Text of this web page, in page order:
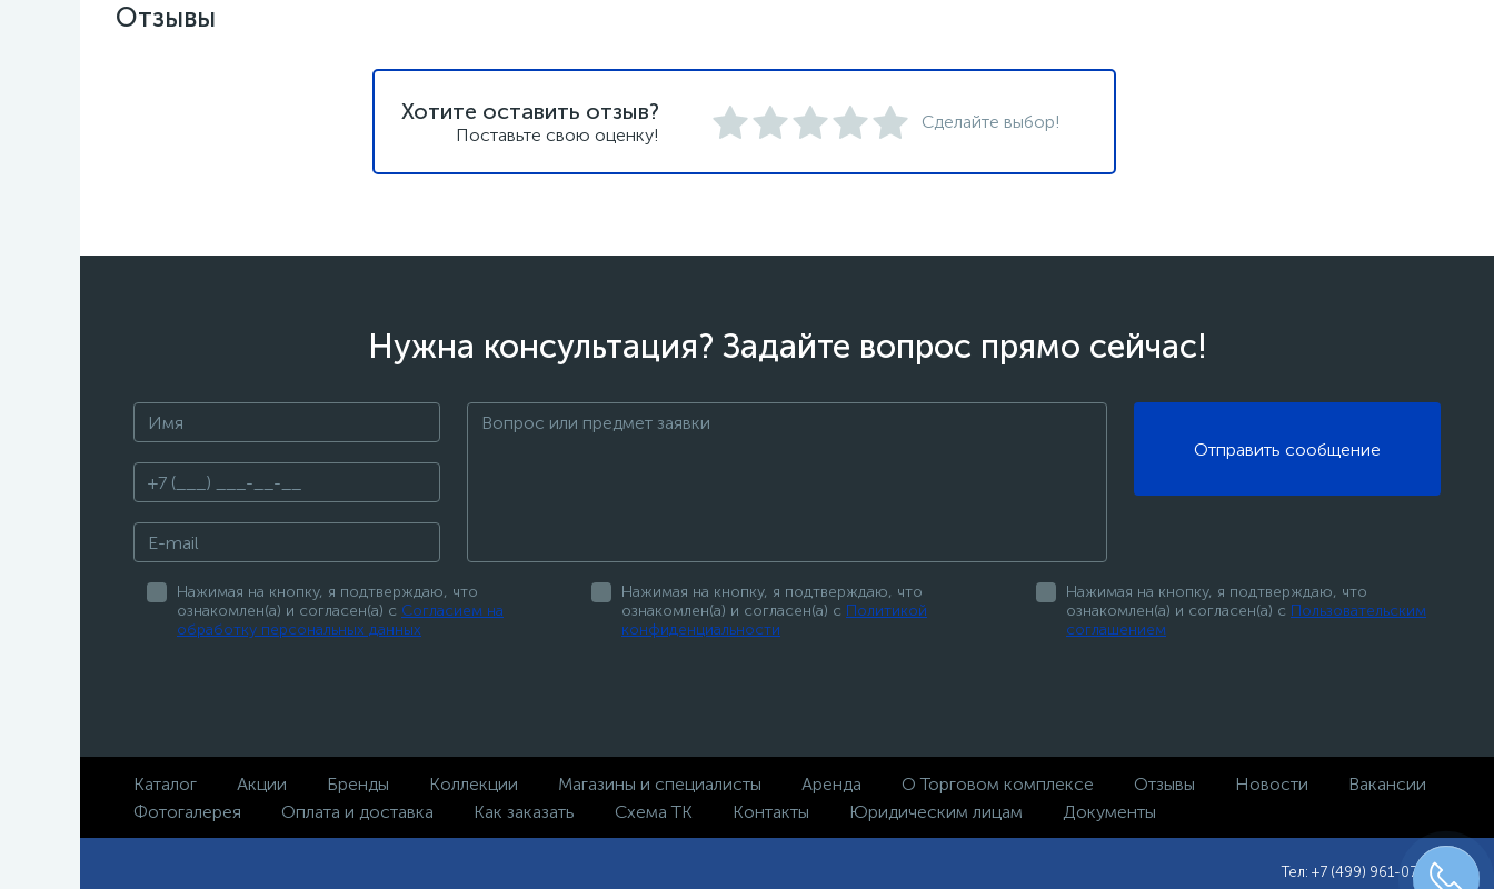
Отзывы
Хотите оставить отзыв?
Поставьте свою оценку!
Сделайте выбор!
Нужна консультация? Задайте вопрос прямо сейчас!
Отправить сообщение
Нажимая на кнопку, я подтверждаю, что
ознакомлен(а) и согласен(а) с Согласием на
обработку персональных данных
Нажимая на кнопку, я подтверждаю, что
ознакомлен(а) и согласен(а) с Политикой
конфиденциальности
Нажимая на кнопку, я подтверждаю, что
ознакомлен(а) и согласен(а) с Пользовательским
соглашением
Каталог Акции Бренды Коллекции Магазины и специалисты Аренда О Торговом комплексе Отзывы Новости
Вакансии
Фотогалерея
Оплата и доставка Как заказать Схема ТК Контакты Юридическим лицам Документы
Тел: +7 (499) 961-07-47